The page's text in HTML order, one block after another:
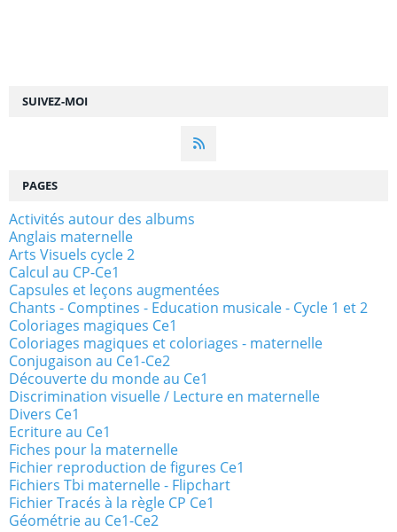
SUIVEZ-MOI
PAGES
Activités autour des albums
Anglais maternelle
Arts Visuels cycle 2
Calcul au CP-Ce1
Capsules et leçons augmentées
Chants - Comptines - Education musicale - Cycle 1 et 2
Coloriages magiques Ce1
Coloriages magiques et coloriages - maternelle
Conjugaison au Ce1-Ce2
Découverte du monde au Ce1
Discrimination visuelle / Lecture en maternelle
Divers Ce1
Ecriture au Ce1
Fiches pour la maternelle
Fichier reproduction de figures Ce1
Fichiers Tbi maternelle - Flipchart
Fichier Tracés à la règle CP Ce1
Géométrie au Ce1-Ce2